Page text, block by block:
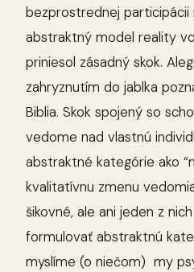
bezprostrednej participácii
abstraktný model reality
priniesol zásadný skok.
zahryznutím do jablka
Biblia. Skok spojený so
vedome nad vlastnú
abstraktné kategórie ako
kvalitatívnu zmenu
šikovné, ale ani jeden z
formulovať abstraktnú
myslíme (o niečom) my